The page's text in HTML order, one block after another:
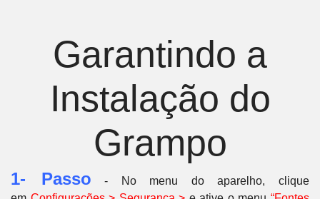
Garantindo a
Instalação do
Grampo
1- Passo - No menu do aparelho, clique